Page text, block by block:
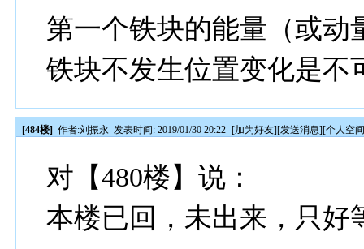
第一个铁块的能量（或动
铁块不发生位置变化是不
[484楼] 作者:刘振永 发表时间: 2019/01/30 20:22 [加为好友][发送消息][个人空
对【480楼】说：
本楼已回，未出来，只好